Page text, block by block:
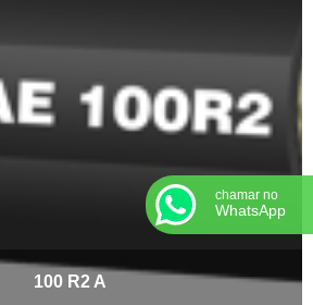
100 R2 A
chamar no
WhatsApp